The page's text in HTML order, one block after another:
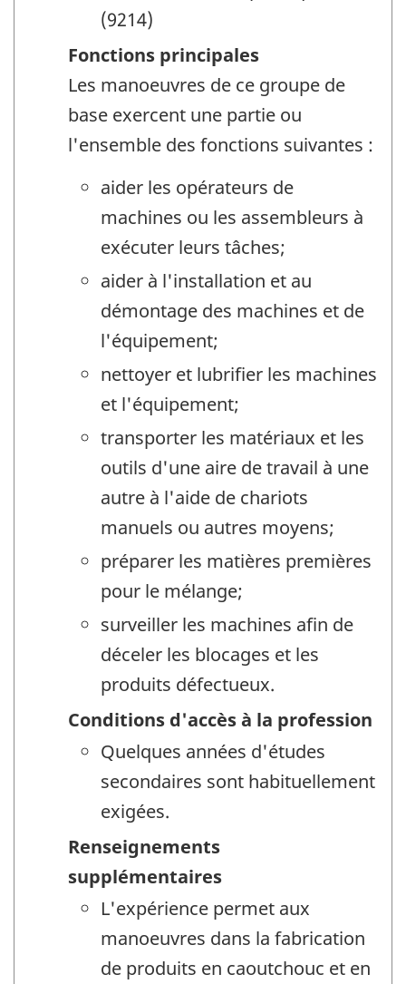
(9214)
Fonctions principales
Les manoeuvres de ce groupe de
base exercent une partie ou
l'ensemble des fonctions suivantes :
aider les opérateurs de
machines ou les assembleurs à
exécuter leurs tâches;
aider à l'installation et au
démontage des machines et de
l'équipement;
nettoyer et lubrifier les machines
et l'équipement;
transporter les matériaux et les
outils d'une aire de travail à une
autre à l'aide de chariots
manuels ou autres moyens;
préparer les matières premières
pour le mélange;
surveiller les machines afin de
déceler les blocages et les
produits défectueux.
Conditions d'accès à la profession
Quelques années d'études
secondaires sont habituellement
exigées.
Renseignements
supplémentaires
L'expérience permet aux
manoeuvres dans la fabrication
de produits en caoutchouc et en